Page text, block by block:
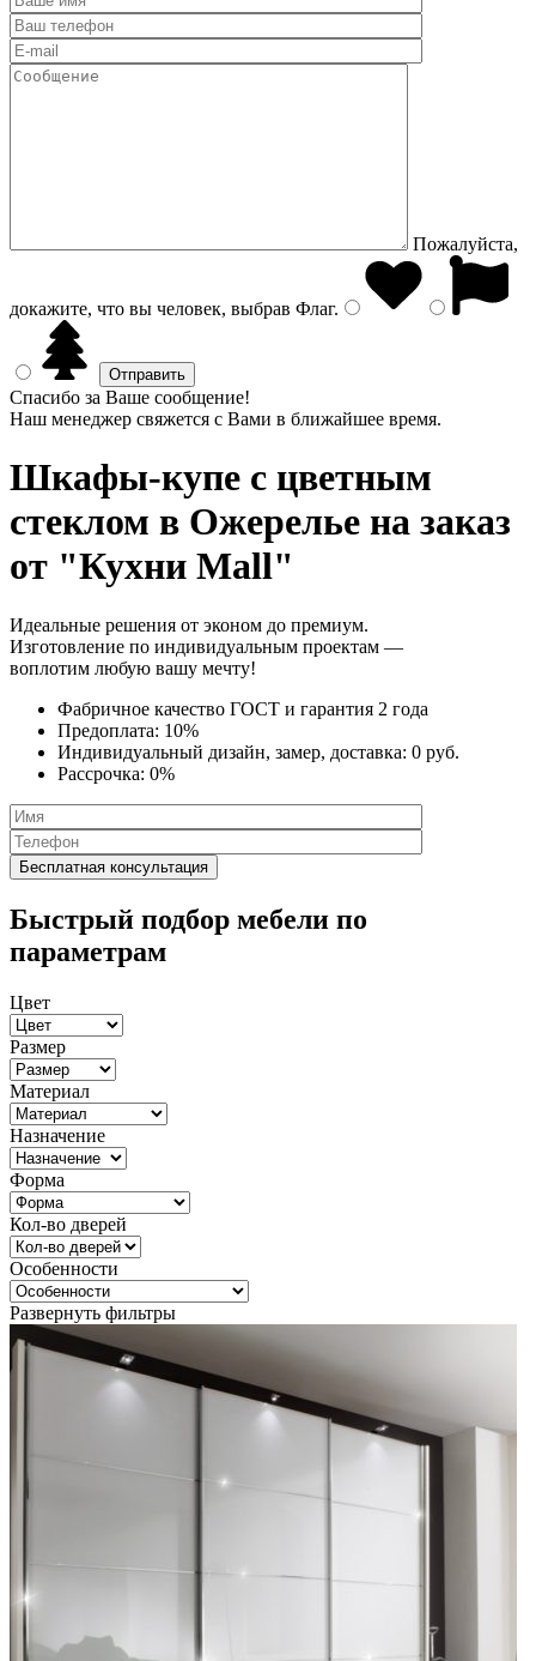
Пожалуйста,
докажите, что вы человек, выбрав Флаг.
Спасибо за Ваше сообщение!
Наш менеджер свяжется с Вами в ближайшее время.
Шкафы-купе с цветным
стеклом в Ожерелье на заказ
от "Кухни Mall"
Идеальные решения от эконом до премиум.
Изготовление по индивидуальным проектам —
воплотим любую вашу мечту!
Фабричное качество ГОСТ и гарантия 2 года
Предоплата: 10%
Индивидуальный дизайн, замер, доставка: 0 руб.
Рассрочка: 0%
Быстрый подбор мебели по
параметрам
Цвет
Размер
Материал
Назначение
Форма
Кол-во дверей
Особенности
Развернуть фильтры